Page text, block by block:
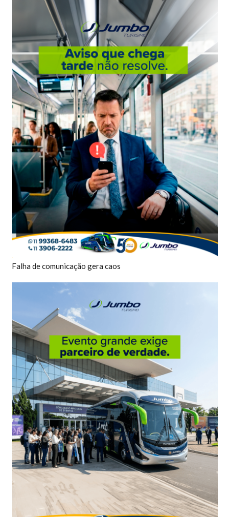
Falha de comunicação gera caos